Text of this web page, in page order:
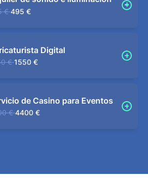
€ 495 €
Digital
€ 1550 €
de Casino para Eventos
€ 4400 €